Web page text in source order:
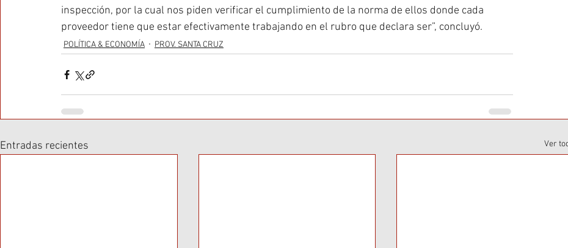
inspección, por la cual nos piden verificar el cumplimiento de la norma de ellos donde cada
proveedor tiene que estar efectivamente trabajando en el rubro que declara ser”, concluyó.
POLÍTICA & ECONOMÍA PROV. SANTA CRUZ
Entradas recientes Ver